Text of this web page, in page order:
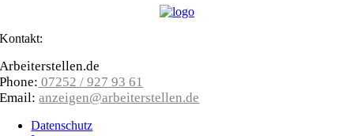
Kontakt:
Arbeiterstellen.de
Phone: 07252 / 927 93 61
Email:anzeigen@arbeiterstellen.de
Datenschutz